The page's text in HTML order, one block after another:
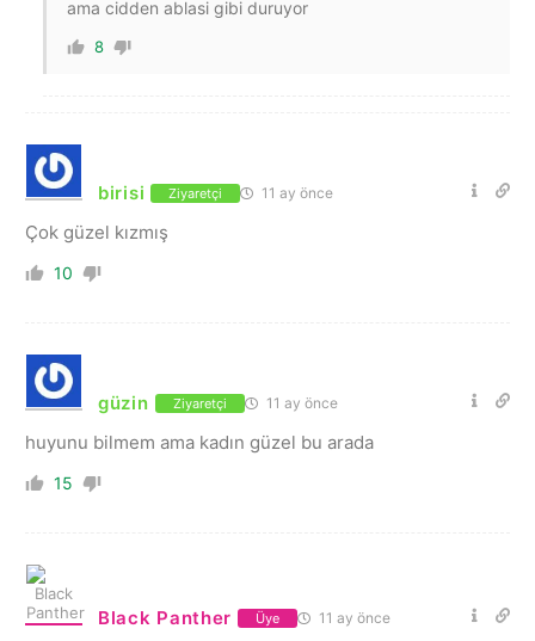
ama cidden ablasi gibi duruyor
8
birisi Ziyaretçi 11 ay önce
Çok güzel kızmış
10
güzin Ziyaretçi 11 ay önce
huyunu bilmem ama kadın güzel bu arada
15
Black Panther Üye 11 ay önce